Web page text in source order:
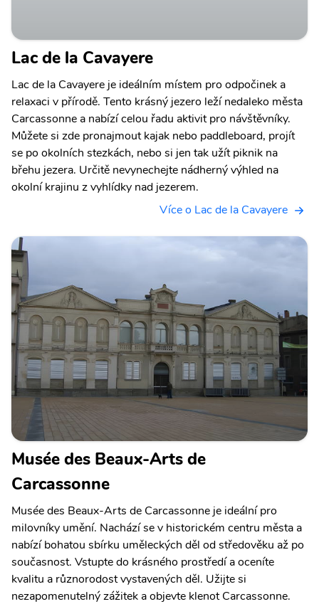
Lac de la Cavayere
Lac de la Cavayere je ideálním místem pro odpočinek a
relaxaci v přírodě. Tento krásný jezero leží nedaleko města
Carcassonne a nabízí celou řadu aktivit pro návštěvníky.
Můžete si zde pronajmout kajak nebo paddleboard, projít
se po okolních stezkách, nebo si jen tak užít piknik na
břehu jezera. Určitě nevynechejte nádherný výhled na
okolní krajinu z vyhlídky nad jezerem.
Více o Lac de la Cavayere
Musée des Beaux-Arts de
Carcassonne
Musée des Beaux-Arts de Carcassonne je ideální pro
milovníky umění. Nachází se v historickém centru města a
nabízí bohatou sbírku uměleckých děl od středověku až po
současnost. Vstupte do krásného prostředí a oceníte
kvalitu a různorodost vystavených děl. Užijte si
nezapomenutelný zážitek a objevte klenot Carcassonne.